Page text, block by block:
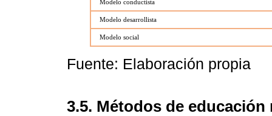
Modelo conductista
Modelo desarrollista
Modelo social
Fuente: Elaboración propia
3.5. Métodos de educación